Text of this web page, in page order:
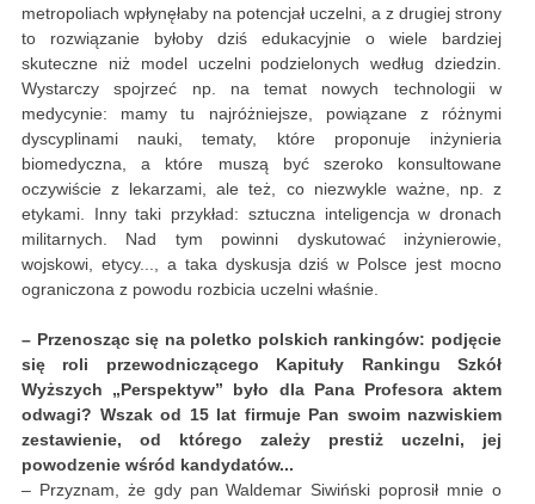
metropoliach wpłynęłaby na potencjał uczelni, a z drugiej strony
to rozwiązanie byłoby dziś edukacyjnie o wiele bardziej
skuteczne niż model uczelni podzielonych według dziedzin.
Wystarczy spojrzeć np. na temat nowych technologii w
medycynie: mamy tu najróżniejsze, powiązane z różnymi
dyscyplinami nauki, tematy, które proponuje inżynieria
biomedyczna, a które muszą być szeroko konsultowane
oczywiście z lekarzami, ale też, co niezwykle ważne, np. z
etykami. Inny taki przykład: sztuczna inteligencja w dronach
militarnych. Nad tym powinni dyskutować inżynierowie,
wojskowi, etycy..., a taka dyskusja dziś w Polsce jest mocno
ograniczona z powodu rozbicia uczelni właśnie.
– Przenosząc się na poletko polskich rankingów: podjęcie
się roli przewodniczącego Kapituły Rankingu Szkół
Wyższych „Perspektyw” było dla Pana Profesora aktem
odwagi? Wszak od 15 lat firmuje Pan swoim nazwiskiem
zestawienie, od którego zależy prestiż uczelni, jej
powodzenie wśród kandydatów...
– Przyznam, że gdy pan Waldemar Siwiński poprosił mnie o